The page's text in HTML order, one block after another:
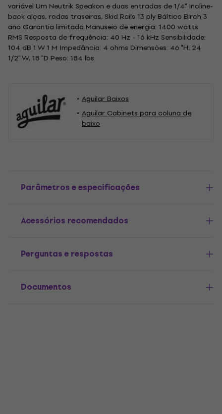
variável Um Neutrik Speakon e duas entradas de 1/4" Incline-
back alças, rodas traseiras, Skid Rails 13 ply Báltico Birch 3
ano Garantia limitada Manuseio de energia: 1400 watts
RMS Resposta de frequência: 40 Hz - 16 kHz Sensibilidade:
104 dB 1 W 1 M Impedância: 4 ohms Dimensões: 46 "H, 24
1/2" W, 18 "D Peso: 184 lbs.
Aguilar Baixos
Aguilar Cabinets para coluna de
baixo
Parâmetros e especificações
Acessórios recomendados
Perguntas e respostas
Documentos